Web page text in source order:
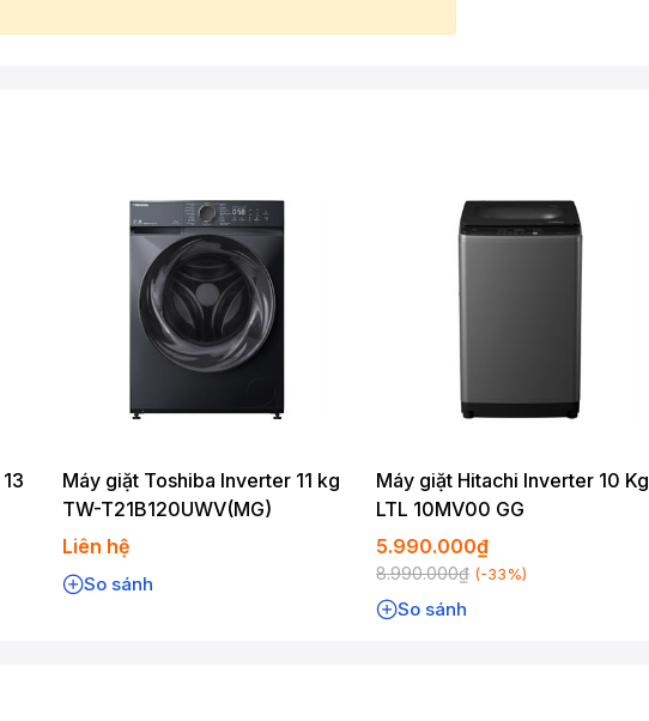
Máy giặt Toshiba Inverter 11 kg
TW-T21B120UWV(MG)
Liên hệ
So sánh
Máy giặt Hitachi Inverter 10 Kg
LTL 10MV00 GG
5.990.000₫
8.990.000₫ (-33%)
So sánh